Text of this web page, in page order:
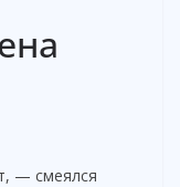
— смеялся